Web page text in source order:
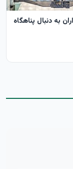
به دنبال پناهگاه